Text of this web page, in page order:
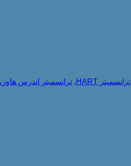
ترانسمیتر HART , ترانسمیتر اندرس هاوزر